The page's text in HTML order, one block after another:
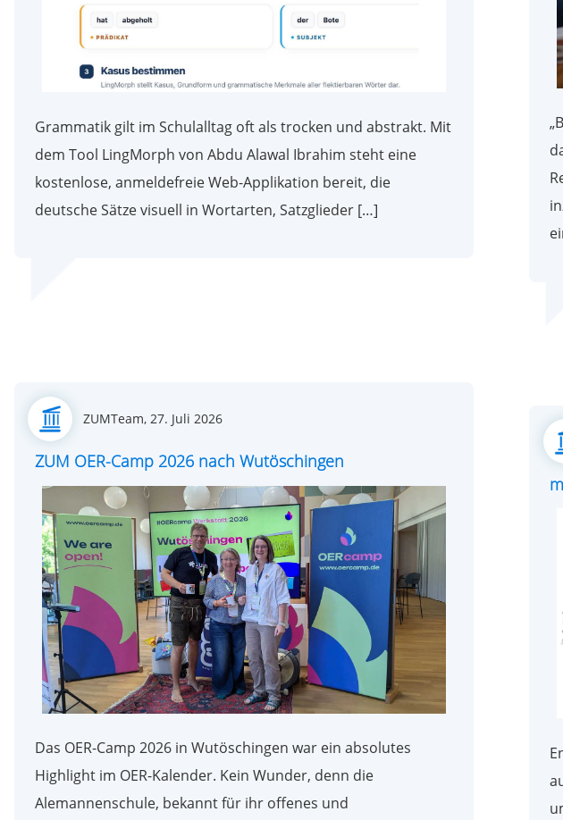
Grammatik gilt im Schulalltag oft als trocken und abstrakt. Mit
dem Tool LingMorph von Abdu Alawal Ibrahim steht eine
kostenlose, anmeldefreie Web-Applikation bereit, die
deutsche Sätze visuell in Wortarten, Satzglieder […]
ZUMTeam, Posted
27. Juli 2026
ZUM OER-Camp 2026 nach Wutöschingen
Das OER-Camp 2026 in Wutöschingen war ein absolutes
Highlight im OER-Kalender. Kein Wunder, denn die
Alemannenschule, bekannt für ihr offenes und